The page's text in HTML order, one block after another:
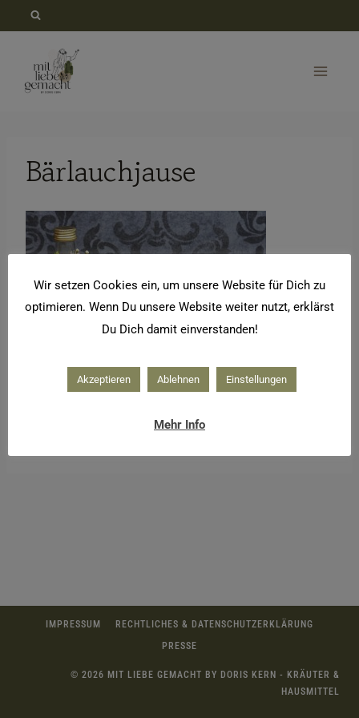
springen
Bärlauchjause
IMPRESSUM
RECHTLICHES & DATENSCHUTZERKLÄRUNG
PRESSE
© 2026 MIT LIEBE GEMACHT BY DORIS KERN - KRÄUTER &
HAUSMITTEL
Wir setzen Cookies ein, um unsere Website für Dich zu
optimieren. Wenn Du unsere Website weiter nutzt, erklärst
Du Dich damit einverstanden!
Akzeptieren Ablehnen Einstellungen
Mehr Info